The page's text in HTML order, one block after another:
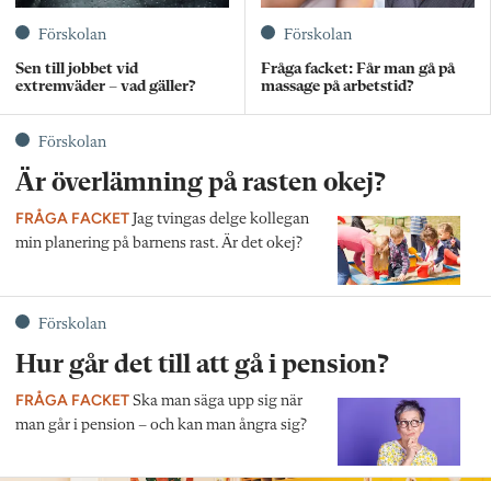
Förskolan
Sen till jobbet vid
extremväder – vad gäller?
Förskolan
Fråga facket: Får man gå på
massage på arbetstid?
Förskolan
Är överlämning på rasten okej?
FRÅGA FACKET Jag tvingas delge kollegan
min planering på barnens rast. Är det okej?
Förskolan
Hur går det till att gå i pension?
FRÅGA FACKET Ska man säga upp sig när
man går i pension – och kan man ångra sig?